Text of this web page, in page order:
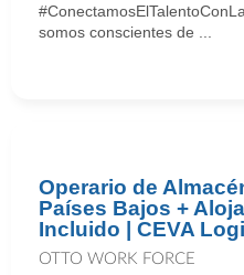
somos conscientes de ...
Operario de
Países Bajos +
Incluido | CEVA
OTTO WORK FORCE